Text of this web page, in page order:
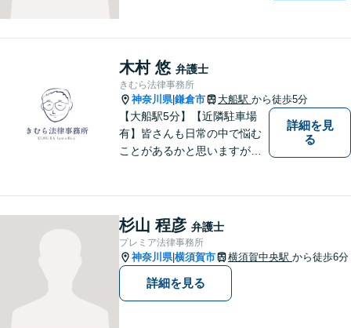
お問い合わせください。
木村 悠 弁護士
きむら法律事務所
神奈川県|鎌倉市 大船駅 から徒歩5分
【大船駅5分】【近隣駐車場
有】皆さんも日常の中で悩む
ことがあるかと思いますが、
方々により良い法律サービス
を届けていきたいと思いま
す。 ぜひご相談ください。
詳細を見
る
杉山 程彦 弁護士
プレミア法律事務所
神奈川県|横須賀市 横須賀中央駅 から徒歩6分
詳細を見る